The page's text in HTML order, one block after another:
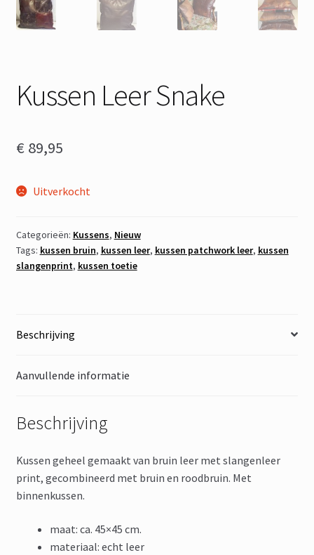
Kussen Leer Snake
€ 89,95
Uitverkocht
Categorieën: Kussens, Nieuw
Tags: kussen bruin, kussen leer, kussen patchwork leer, kussen
slangenprint, kussen toetie
Beschrijving
Aanvullende informatie
Beschrijving
Kussen geheel gemaakt van bruin leer met slangenleer
print, gecombineerd met bruin en roodbruin. Met
binnenkussen.
maat: ca. 45×45 cm.
materiaal: echt leer